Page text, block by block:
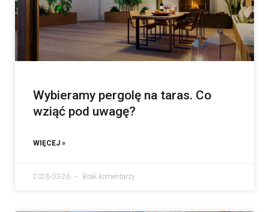
Wybieramy pergolę na taras. Co
wziąć pod uwagę?
WIĘCEJ »
2026-03-26 Brak komentarzy